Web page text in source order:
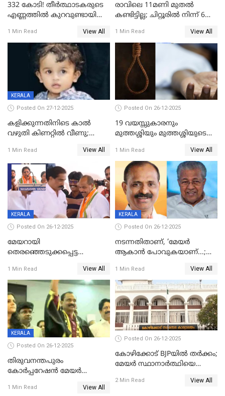
332 കോടി! തീർത്ഥാടകരുടെ
എണ്ണത്തിൽ കുറവുണ്ടായിട്ടും
കുതിച്ചുയരുന്നു
1 Min Read View All
രാവിലെ 11മണി മുതൽ
കണ്ടിട്ടില്ല; ചിറ്റൂരിൽ നിന്ന് 6
1 Min Read View All
KERALA
Posted On 27-12-2025
കളിക്കുന്നതിനിടെ കാൽ
വഴുതി കിണറ്റിൽ വീണു;
ദാരുണാന്ത്യം
1 Min Read View All
Posted On 26-12-2025
19 വയസ്സുകാരനും
മുത്തശ്ശിയും മുത്തശ്ശിയുടെ
മരിച്ചനിലയിൽ
1 Min Read View All
KERALA
Posted On 26-12-2025
മേയറായി
തെരഞ്ഞെടുക്കപ്പെട്ട
ആദ്യ വോട്ട് അസാധു; കണ്ണൂർ
ഡെപ്യൂട്ടി മേയർ സ്ഥാനത്ത്
താഹിറിന് വിജയം
1 Min Read View All
KERALA
Posted On 26-12-2025
നടന്നതിതാണ്, ‘മേയർ
ആകാൻ പോവുകയാണ്...;
മുഖ്യമന്ത്രിയുടെ ഓഫീസ്
തന്നെ വിശദീകരിയ്ക്കുന്നു;
സത്യമിതാണ്
1 Min Read View All
KERALA
Posted On 26-12-2025
തിരുവനന്തപുരം
കോര്‍പ്പറേഷന്‍ മേയര്‍
ഹൈക്കോടതിയിലേക്ക്;
1 Min Read View All
Posted On 26-12-2025
കോഴിക്കോട് BJPയിൽ തർക്കം;
മേയർ സ്ഥാനാർത്ഥിയെ
2 Min Read View All